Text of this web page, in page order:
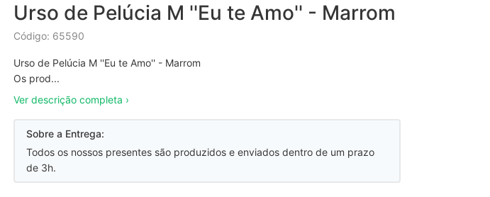
Urso de Pelúcia M ''Eu te Amo'' - Marrom
Código: 65590
Urso de Pelúcia M ''Eu te Amo'' - Marrom
Os prod...
Ver descrição completa ›
Sobre a Entrega:
Todos os nossos presentes são produzidos e enviados dentro de um prazo
de 3h.